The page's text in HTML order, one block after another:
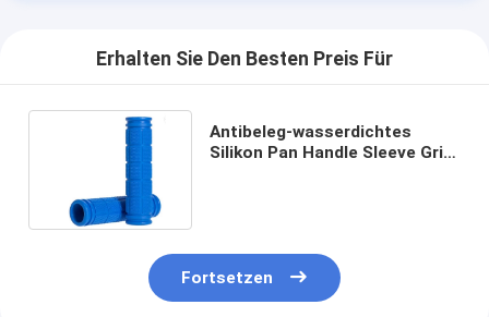
Erhalten Sie Den Besten Preis Für
Antibeleg-wasserdichtes
Silikon Pan Handle Sleeve Grip
Fortsetzen